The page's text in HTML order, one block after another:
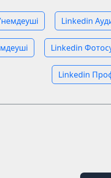
Linkedin
Linkedin
Linkedin